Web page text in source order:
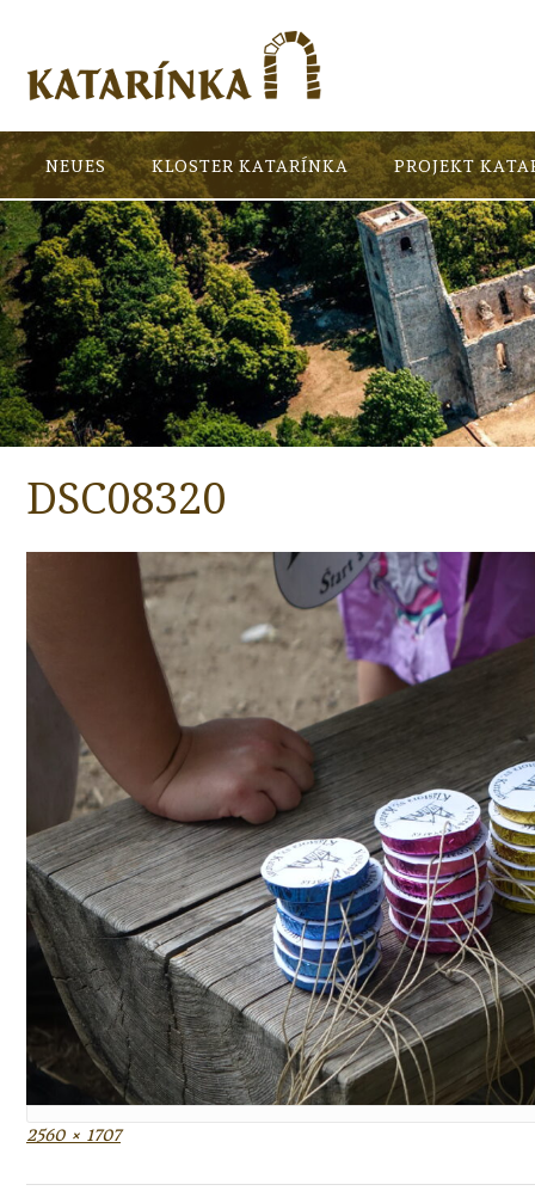
NEUES KLOSTER KATARÍNKA PROJEKT
DSC08320
Full
2560 × 1707